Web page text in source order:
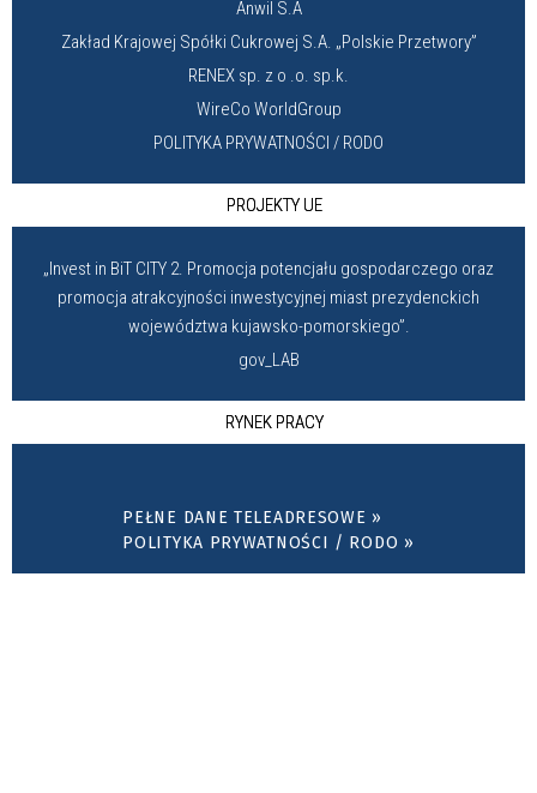
Anwil S.A
Zakład Krajowej Spółki Cukrowej S.A. „Polskie Przetwory”
RENEX sp. z o .o. sp.k.
WireCo WorldGroup
POLITYKA PRYWATNOŚCI / RODO
PROJEKTY UE
„Invest in BiT CITY 2. Promocja potencjału gospodarczego oraz
promocja atrakcyjności inwestycyjnej miast prezydenckich
województwa kujawsko-pomorskiego”.
gov_LAB
RYNEK PRACY
PEŁNE DANE TELEADRESOWE »
POLITYKA PRYWATNOŚCI / RODO »